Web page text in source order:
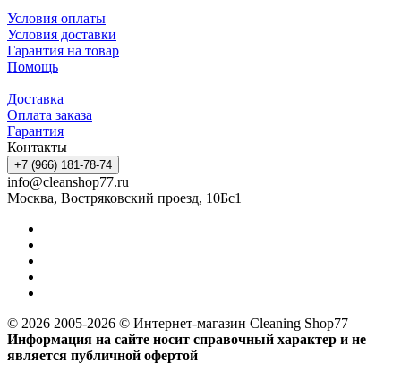
Условия оплаты
Условия доставки
Гарантия на товар
Помощь
Доставка
Оплата заказа
Гарантия
Контакты
+7 (966) 181-78-74
info@cleanshop77.ru
Москва, Востряковский проезд, 10Бс1
© 2026 2005-2026 © Интернет-магазин Cleaning Shop77
Информация на сайте носит справочный характер и не
является публичной офертой